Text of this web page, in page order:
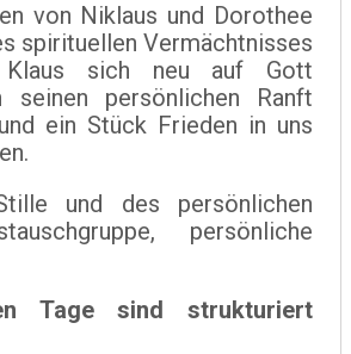
von Niklaus und Dorothee
spirituellen Vermächtnisses
sich neu auf Gott
seinen persönlichen Ranft
ein Stück Frieden in uns
und des persönlichen
persönliche
Tage sind strukturiert